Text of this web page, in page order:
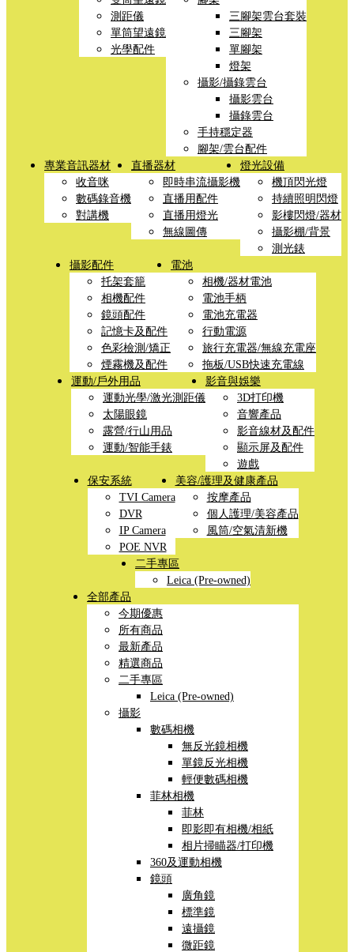
測距儀
單筒望遠鏡
光學配件
三腳架雲台套裝
三腳架
單腳架
燈架
攝影/攝錄雲台
攝影雲台
攝錄雲台
手持穩定器
腳架/雲台配件
專業音訊器材
收音咪
數碼錄音機
對講機
直播器材
即時串流攝影機
直播用配件
直播用燈光
無線圖傳
燈光設備
機頂閃光燈
持續照明閃燈
影樓閃燈/器材
攝影棚/背景
測光錶
攝影配件
托架套籠
相機配件
鏡頭配件
記憶卡及配件
色彩檢測/矯正
煙霧機及配件
電池
相機/器材電池
電池手柄
電池充電器
行動電源
旅行充電器/無線充電座
拖板/USB快速充電線
運動/戶外用品
運動光學/激光測距儀
太陽眼鏡
露營/行山用品
運動/智能手錶
影音與娛樂
3D打印機
音響產品
影音線材及配件
顯示屏及配件
遊戲
保安系統
TVI Camera
DVR
IP Camera
POE NVR
美容/護理及健康產品
按摩產品
個人護理/美容產品
風筒/空氣清新機
二手專區
Leica (Pre-owned)
全部產品
今期優惠
所有商品
最新產品
精選商品
二手專區
Leica (Pre-owned)
攝影
數碼相機
無反光鏡相機
單鏡反光相機
輕便數碼相機
菲林相機
菲林
即影即有相機/相紙
相片掃瞄器/打印機
360及運動相機
鏡頭
廣角鏡
標準鏡
遠攝鏡
微距鏡